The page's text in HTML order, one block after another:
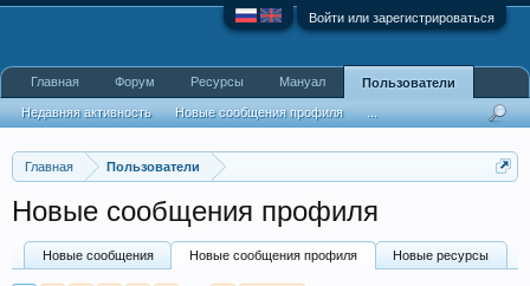
Войти или зарегистрироваться
Главная Пользователи
Новые сообщения профиля
Новые сообщения Новые сообщения профиля Новые ресурсы
Главная Форум Ресурсы Мануал Пользователи
Недавняя активность Новые сообщения профиля